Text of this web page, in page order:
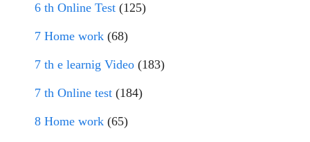
6 th Online Test (125)
7 Home work (68)
7 th e learnig Video (183)
7 th Online test (184)
8 Home work (65)